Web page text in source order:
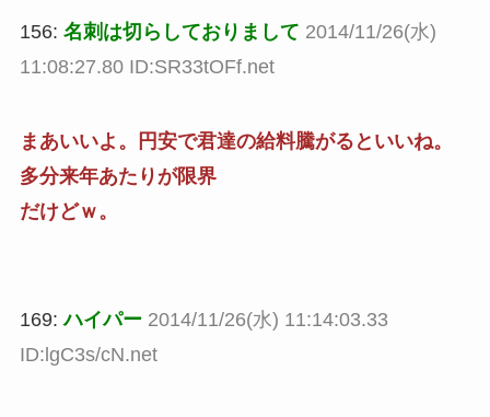
156: 名刺は切らしておりまして 2014/11/26(水)
11:08:27.80 ID:SR33tOFf.net
まあいいよ。円安で君達の給料騰がるといいね。
多分来年あたりが限界
だけどｗ。
169: ハイパー 2014/11/26(水) 11:14:03.33
ID:lgC3s/cN.net